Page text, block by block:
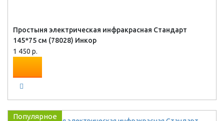
Простыня электрическая инфракрасная Стандарт
145*75 см (78028) Инкор
1 450 р.
Популярное